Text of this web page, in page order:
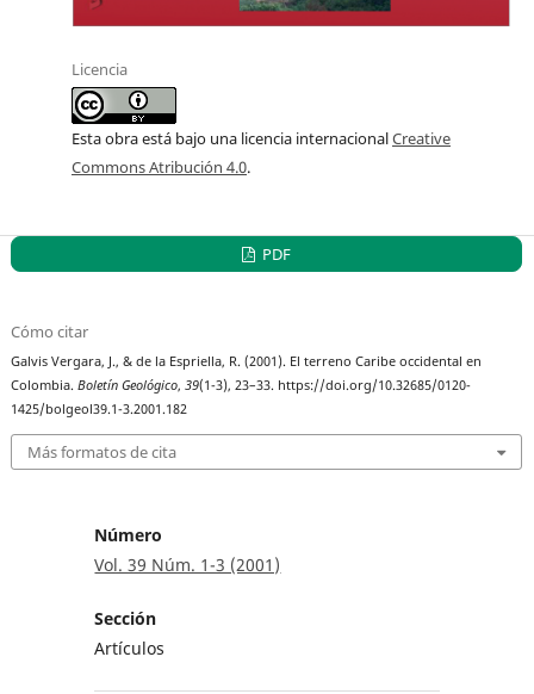
Licencia
Esta obra está bajo una licencia internacionalCreative
Commons Atribución 4.0.
PDF
Cómo citar
Galvis Vergara, J., & de la Espriella, R. (2001). El terreno Caribe occidental en
Colombia.Boletín Geológico,39(1-3), 23–33. https://doi.org/10.32685/0120-
1425/bolgeol39.1-3.2001.182
Más formatos de cita
Número
Vol. 39 Núm. 1-3 (2001)
Sección
Artículos